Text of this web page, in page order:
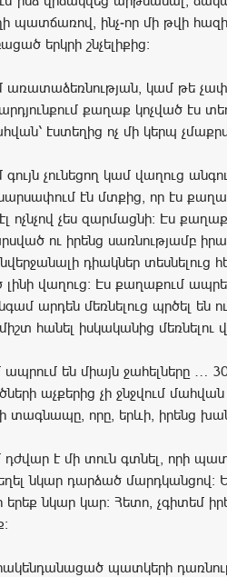
պատճառով, ինչ-որ մի թվի
երկրի շնչելիքից։
առատաձեռնության, կամ թե
քաղաք կոչված էս
էստեղից ոչ մի կերպ
գույն չունեցող կամ վաղուց
էն մտքից, որ էս
ոչնչով չես զարմացնի։ Էս
ու իրենց սառնությամբ
դիակներ տեսնելուց
վաղուց։ Էս քաղաքում
արդեն մեռնելուց պրծել են
հանել իսկականից մեռնելու
են միայն ջահելները …
աչքերից չի ջնջվում
տագնապը, որը, երևի, իրենց
է մի տուն գտնել, որի
նկար դարձած մարդկանցով։
նկար կար։ Հետո, չգիտեմ
պատկերի